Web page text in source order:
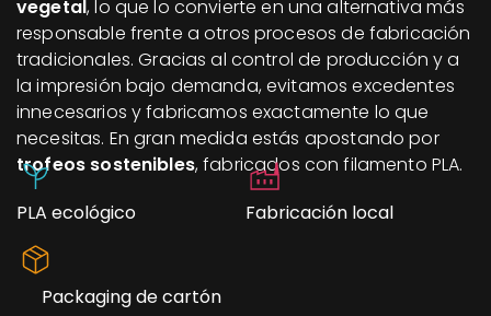
vegetal, lo que lo convierte en una alternativa más
responsable frente a otros procesos de fabricación
tradicionales. Gracias al control de producción y a
la impresión bajo demanda, evitamos excedentes
innecesarios y fabricamos exactamente lo que
necesitas. En gran medida estás apostando por
trofeos sostenibles, fabricados con filamento PLA.
PLA ecológico
Fabricación local
Packaging de cartón